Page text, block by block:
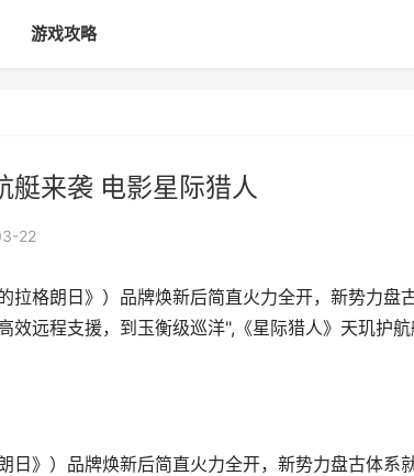
游戏攻略
艇来袭 电影星际猎人
22
拉格朗日》）品牌焕新后简直火力全开，新势力盘
效远程支援，到玉衡级巡洋",《星际猎人》天玑护
日》）品牌焕新后简直火力全开，新势力盘古体系